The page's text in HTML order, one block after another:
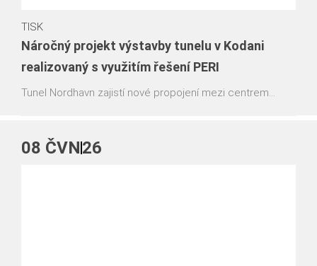
TISK
Náročný projekt výstavby tunelu v Kodani
realizovaný s využitím řešení PERI
Tunel Nordhavn zajistí nové propojení mezi centrem
hlediska organizace i realizace. Společnost PERI
08 ČVN26